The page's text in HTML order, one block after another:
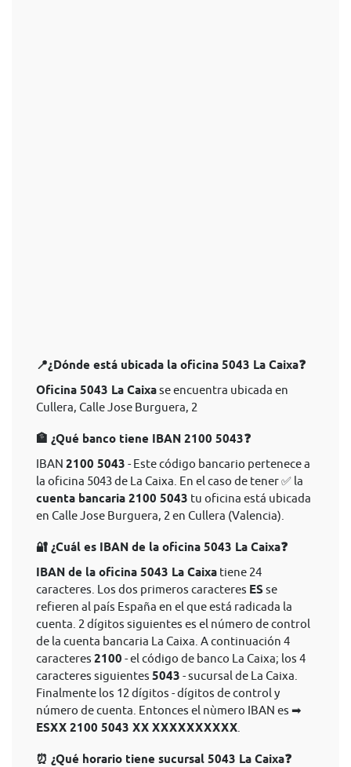
📍¿Dónde está ubicada la oficina 5043 La Caixa❓
Oficina 5043 La Caixase encuentra ubicada en
Cullera, Calle Jose Burguera, 2
🏦 ¿Qué banco tiene IBAN 2100 5043❓
IBAN 2100 5043 - Este código bancario pertenece a
la oficina 5043 de La Caixa. En el caso de tener ✅ la
cuenta bancaria 2100 5043 tu oficina está ubicada
en Calle Jose Burguera, 2 en Cullera (Valencia).
🔐 ¿Cuál es IBAN de la oficina 5043 La Caixa❓
IBAN de la oficina 5043 La Caixa tiene 24
caracteres. Los dos primeros caracteres ES se
refieren al país España en el que está radicada la
cuenta. 2 dígitos siguientes es el número de control
de la cuenta bancaria La Caixa. A continuación 4
caracteres 2100 - el código de banco La Caixa; los 4
caracteres siguientes 5043 - sucursal de La Caixa.
Finalmente los 12 dígitos - dígitos de control y
número de cuenta. Entonces el nùmero IBAN es ➡
ESXX 2100 5043 XX XXXXXXXXXX
⏰ ¿Qué horario tiene sucursal 5043 La Caixa❓